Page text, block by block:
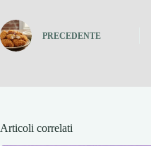
PRECEDENTE
Articoli correlati